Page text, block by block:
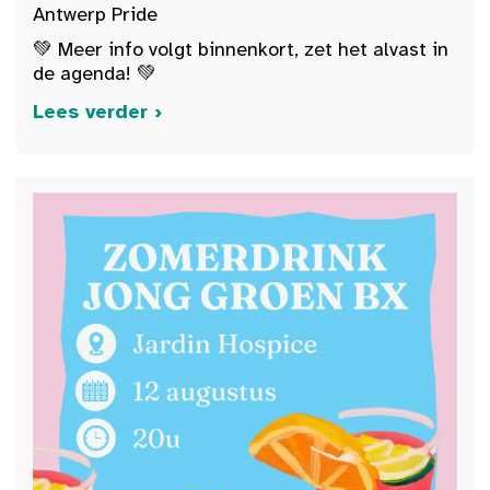
Antwerp Pride
💚 Meer info volgt binnenkort, zet het alvast in
de agenda! 💚
Lees verder ›